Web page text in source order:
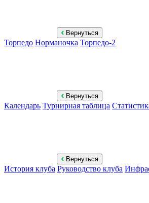
Вернуться
Торпедо Норманочка Торпедо-2
Вернуться
Календарь Турнирная таблица
Вернуться
История клуба Руководство клуба